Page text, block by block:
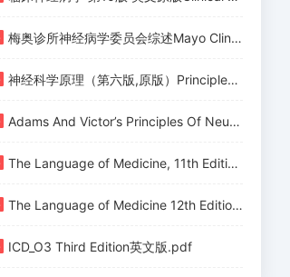
梅奥诊所神经病学委员会综述Mayo Clinic Neurology Board Review (Mayo Clinic Scientific Press) (Kelly D. Flemming) (Z-Library).pdf
神经科学原理（第六版,原版）Principles of Neural Science (Sixth Edition) (Eric R. Kandel, John D. Koester etc.) (Z-Library).pdf
Adams And Victor’s Principles Of Neurology -- Allan H_ Ropper, Martin A_ Samuels, Joshua P_ Klein, Sashank -- Eğitim Tanrısı, 11th Edition, 2019 -- 9780071842617 -- 546685ddcc04e192dc9185cd62078942 -- Anna’s Archive.pdf
The Language of Medicine, 11th Edition_20190726_165806.pdf
The Language of Medicine 12th Edition Davi-Ellen Chabner.pdf
ICD_O3 Third Edition英文版.pdf